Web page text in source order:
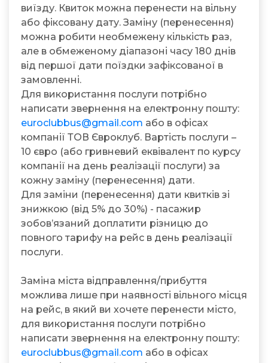
виїзду. Квиток можна перенести на вільну
або фіксовану дату. Заміну (перенесення)
можна робити необмежену кількість раз,
але в обмеженому діапазоні часу 180 днів
від першої дати поїздки зафіксованої в
замовленні.
Для використання послуги потрібно
написати звернення на електронну пошту:
euroclubbus@gmail.com або в офісах
компанії ТОВ Євроклуб. Вартість послуги –
10 євро (або гривневий еквівалент по курсу
компанії на день реалізації послуги) за
кожну заміну (перенесення) дати.
Для заміни (перенесення) дати квитків зі
знижкою (від 5% до 30%) - пасажир
зобов’язаний доплатити різницю до
повного тарифу на рейс в день реалізації
послуги.
Заміна міста відправлення/прибуття
можлива лише при наявності вільного місця
на рейс, в який ви хочете перенести місто,
для використання послуги потрібно
написати звернення на електронну пошту:
euroclubbus@gmail.com або в офісах